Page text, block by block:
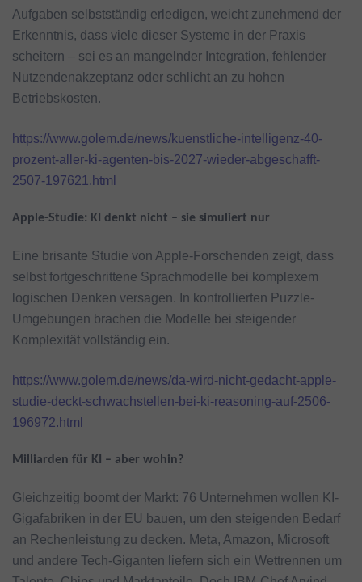
Aufgaben selbstständig erledigen, weicht zunehmend der
Erkenntnis, dass viele dieser Systeme in der Praxis
scheitern – sei es an mangelnder Integration, fehlender
Nutzendenakzeptanz oder schlicht an zu hohen
Betriebskosten.
https://www.golem.de/news/kuenstliche-intelligenz-40-
prozent-aller-ki-agenten-bis-2027-wieder-abgeschafft-
2507-197621.html
Apple-Studie: KI denkt nicht – sie simuliert nur
Eine brisante Studie von Apple-Forschenden zeigt, dass
selbst fortgeschrittene Sprachmodelle bei komplexem
logischen Denken versagen. In kontrollierten Puzzle-
Umgebungen brachen die Modelle bei steigender
Komplexität vollständig ein.
https://www.golem.de/news/da-wird-nicht-gedacht-apple-
studie-deckt-schwachstellen-bei-ki-reasoning-auf-2506-
196972.html
Milliarden für KI – aber wohin?
Gleichzeitig boomt der Markt: 76 Unternehmen wollen KI-
Gigafabriken in der EU bauen, um den steigenden Bedarf
an Rechenleistung zu decken. Meta, Amazon, Microsoft
und andere Tech-Giganten liefern sich ein Wettrennen um